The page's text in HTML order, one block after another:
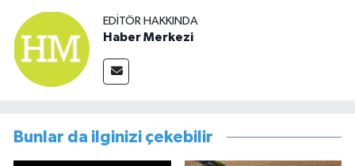
EDITÖR HAKKINDA
Haber Merkezi
Bunlar da ilginizi çekebilir